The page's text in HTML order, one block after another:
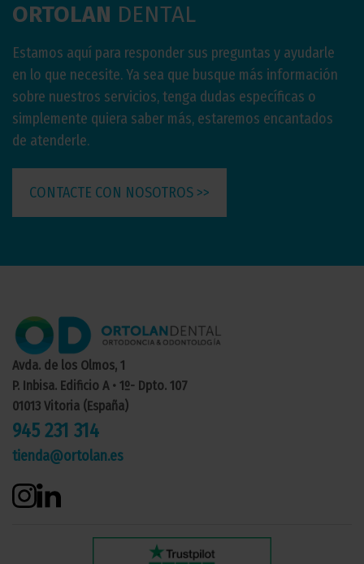
ORTOLAN DENTAL
Estamos aquí para responder sus preguntas y ayudarle
en lo que necesite. Ya sea que busque más información
sobre nuestros servicios, tenga dudas específicas o
simplemente quiera saber más, estaremos encantados
de atenderle.
CONTACTE CON NOSOTROS >>
Avda. de los Olmos, 1
P. Inbisa. Edificio A • 1º- Dpto. 107
01013 Vitoria (España)
945 231 314
tienda@ortolan.es